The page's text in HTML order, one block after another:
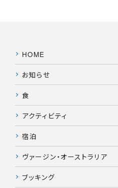
HOME
お知らせ
食
アクティビティ
宿泊
ヴァージン・オーストラリア
ブッキング